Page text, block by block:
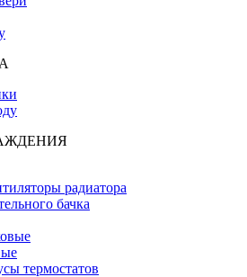
радиатора
бачка
термостатов